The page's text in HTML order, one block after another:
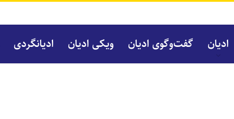
ادیان گفت‌و‌گوی ادیان ویکی ادیان ادیانگردی